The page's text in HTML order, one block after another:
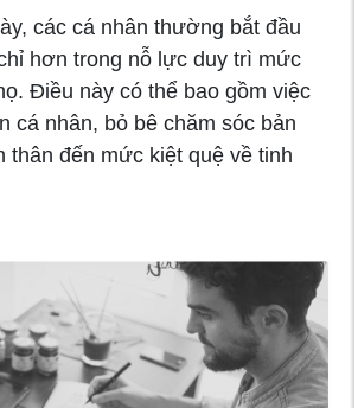
các cá nhân thường bắt đầu
hơn trong nỗ lực duy trì mức
Điều này có thể bao gồm việc
cá nhân, bỏ bê chăm sóc bản
thân đến mức kiệt quệ về tinh